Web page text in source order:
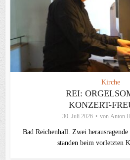
Kirche
REI:
KONZERT-
30. Juli 2026 von Anton
Bad Reichenhall. Zwei
standen beim vorletzten